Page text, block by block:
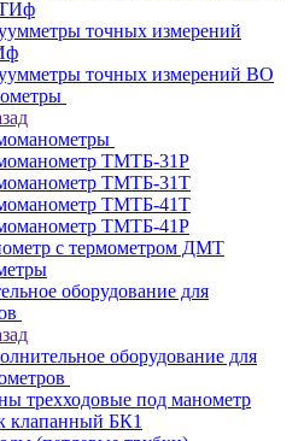
точных измерений
точных измерений ВО
ТМТБ-31Р
ТМТБ-31Т
ТМТБ-41Т
ТМТБ-41Р
с термометром ДМТ
оборудование для
оборудование для
трехходовые под манометр
клапанный БК1